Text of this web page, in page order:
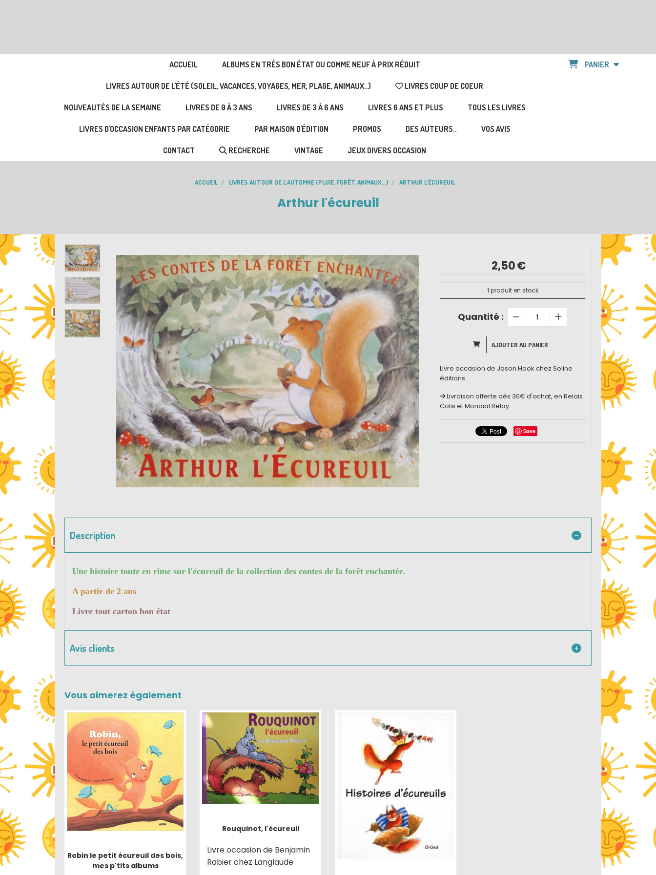
ACCUEIL ALBUMS EN TRÈS BON ÉTAT OU COMME NEUF À PRIX RÉDUIT
LIVRES AUTOUR DE L'ÉTÉ (SOLEIL, VACANCES, VOYAGES, MER, PLAGE, ANIMAUX..) LIVRES COUP DE COEUR
NOUVEAUTÉS DE LA SEMAINE LIVRES DE 0 À 3 ANS LIVRES DE 3 À 6 ANS LIVRES 6 ANS ET PLUS TOUS LES LIVRES
LIVRES D'OCCASION ENFANTS PAR CATÉGORIE PAR MAISON D'ÉDITION PROMOS DES AUTEURS.. VOS AVIS
CONTACT RECHERCHE VINTAGE JEUX DIVERS OCCASION
PANIER
ACCUEIL LIVRES AUTOUR DE L'AUTOMNE (PLUIE, FORÊT, ANIMAUX...) ARTHUR L'ÉCUREUIL
Arthur l'écureuil
2,50€
1 produit en stock
Quantité :
AJOUTER AU PANIER
Livre occasion de Jason Hook chez Soline
éditions
Livraison offerte dès 30€ d'achat, en Relais
Colis et Mondial Relay
Save
Description
Une histoire toute en rime sur l'écureuil de la collection des contes de la forêt enchantée.
A partir de 2 ans
Livre tout carton bon état
Avis clients
Vous aimerez également
Robin le petit écureuil des bois,
mes p'tits albums
Rouquinot, l'écureuil
Livre occasion de Benjamin
Rabier chez Langlaude